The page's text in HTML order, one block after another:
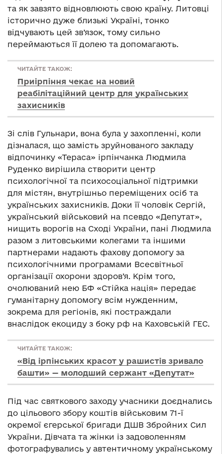
та як завзято відновлюють свою країну. Литовці
історично дуже близькі Україні, тонко
відчувають цей зв’язок, тому сильно
переймаються її долею та допомагають.
ЧИТАЙТЕ ТАКОЖ:
Приірпіння чекає на новий
реабілітаційний центр для українських
захисників
Зі слів Гульнари, вона була у захопленні, коли
дізналася, що замість зруйнованого закладу
відпочинку «Тераса» ірпінчанка Людмила
Руденко вирішила створити центр
психологічної та психосоціальної підтримки
для містян, внутрішньо переміщених осіб та
українських захисників. Доки її чоловік Сергій,
український військовий на псевдо «Депутат»,
нищить ворогів на Сході України, пані Людмила
разом з литовськими колегами та іншими
партнерами надають фахову допомогу за
психологічними програмами Всесвітньої
організації охорони здоров’я. Крім того,
очолюваний нею БФ «Стійка нація» передає
гуманітарну допомогу всім нужденним,
зокрема для регіонів, які постраждали
внаслідок екоциду з боку рф на Каховській ГЕС.
ЧИТАЙТЕ ТАКОЖ:
«Від ірпінських красот у рашистів зривало
башти» — молодший сержант «Депутат»
Під час святкового заходу учасники доєднались
до цільового збору коштів військовим 71-ї
окремої єгерської бригади ДШВ Збройних Сил
України. Дівчата та жінки із задоволенням
фотографувались у автентичному українському